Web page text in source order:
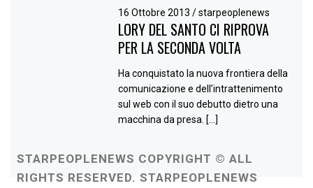
16 Ottobre 2013/ starpeoplenews
LORY DEL SANTO CI RIPROVA
PER LA SECONDA VOLTA
Ha conquistato la nuova frontiera della
comunicazione e dell’intrattenimento
sul web con il suo debutto dietro una
macchina da presa. […]
STARPEOPLENEWS COPYRIGHT © ALL
RIGHTS RESERVED. STARPEOPLENEWS